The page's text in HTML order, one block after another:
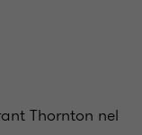
Thornton nel